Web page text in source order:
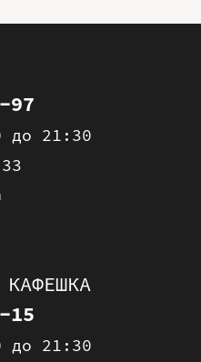
97
до 21:30
15
до 21:30